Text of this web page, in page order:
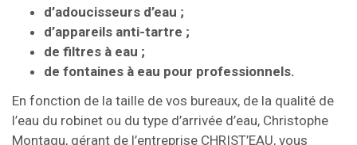
d’adoucisseurs d’eau ;
d’appareils anti-tartre ;
de filtres à eau ;
de fontaines à eau pour professionnels.
En fonction de la taille de vos bureaux, de la qualité de
l’eau du robinet ou du type d’arrivée d’eau, Christophe
Montagu, gérant de l’entreprise CHRIST’EAU, vous